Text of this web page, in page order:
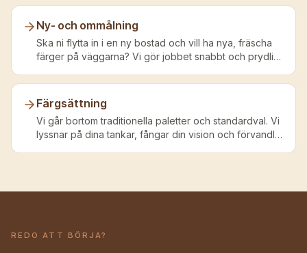
Ny- och ommålning
Ska ni flytta in i en ny bostad och vill ha nya, fräscha
färger på väggarna? Vi gör jobbet snabbt och prydligt
luta dig tillbaka och njuta av resultatet.
Färgsättning
Vi går bortom traditionella paletter och standardval. Vi
lyssnar på dina tankar, fångar din vision och förvandlar
REDO ATT BÖRJA?